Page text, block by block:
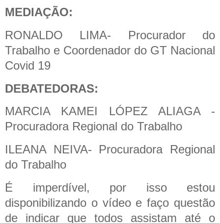
MEDIAÇÃO:
RONALDO LIMA- Procurador do
Trabalho e Coordenador do GT Nacional
Covid 19
DEBATEDORAS:
MARCIA KAMEI LÓPEZ ALIAGA -
Procuradora Regional do Trabalho
ILEANA NEIVA- Procuradora Regional
do Trabalho
É imperdível, por isso estou
disponibilizando o vídeo e faço questão
de indicar que todos assistam até o